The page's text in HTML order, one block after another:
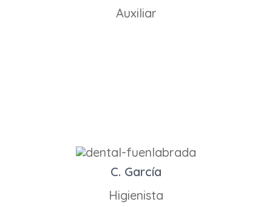
Auxiliar
C. García
Higienista